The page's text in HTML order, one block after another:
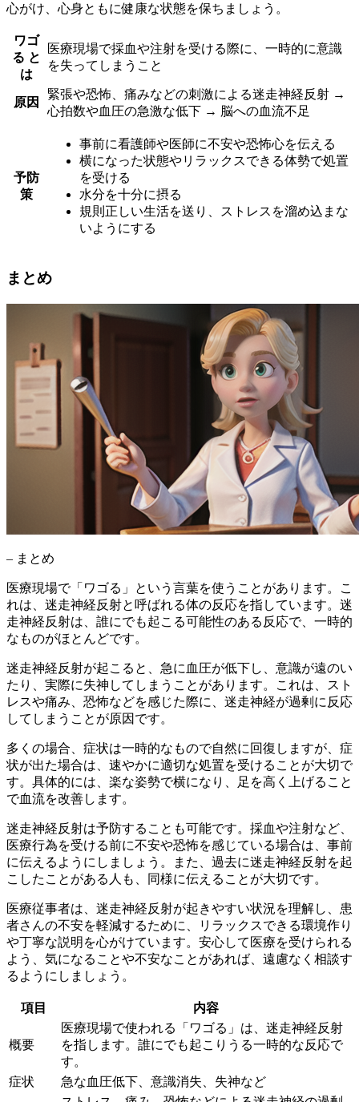
心がけ、心身ともに健康な状態を保ちましょう。
ワゴ
る と
は
医療現場で採血や注射を受ける際に、一時的に意識
を失ってしまうこと
原因
緊張や恐怖、痛みなどの刺激による迷走神経反射 →
心拍数や血圧の急激な低下 → 脳への血流不足
予防
策
事前に看護師や医師に不安や恐怖心を伝える
横になった状態やリラックスできる体勢で処置
を受ける
水分を十分に摂る
規則正しい生活を送り、ストレスを溜め込まな
いようにする
まとめ
– まとめ
医療現場で「ワゴる」という言葉を使うことがあります。こ
れは、迷走神経反射と呼ばれる体の反応を指しています。迷
走神経反射は、 誰にでも起こる可能性のある反応で、一時的
なものがほとんどです。
迷走神経反射が起こると、 急に血圧が低下し、意識が遠のい
たり、実際に失神してしまうことがあります。これは、スト
レスや痛み、恐怖などを感じた際に、迷走神経が過剰に反応
してしまうことが原因です。
多くの場合、症状は一時的なもので自然に回復しますが、 症
状が出た場合は、速やかに適切な処置を受ける ことが大切で
す。具体的には、楽な姿勢で横になり、足を高く上げること
で血流を改善します。
迷走神経反射は予防することも可能です。採血や注射など、
医療行為を受ける前に不安や恐怖を感じている場合は、事前
に伝える ようにしましょう。また、過去に迷走神経反射を起
こしたことがある人も、同様に伝えることが大切です。
医療従事者は、迷走神経反射が起きやすい状況を理解し、患
者さんの不安を軽減するために、リラックスできる環境作り
や丁寧な説明を心がけています。安心して医療を受けられる
よう、気になることや不安なことがあれば、遠慮なく相談す
るようにしましょう。
項目 内容
概要
医療現場で使われる「ワゴる」は、迷走神経反射
を指します。誰にでも起こりうる一時的な反応で
す。
症状
急な血圧低下、意識消失、失神など